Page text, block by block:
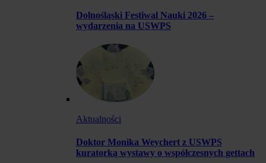
Dolnośląski Festiwal Nauki 2026 –
wydarzenia na USWPS
Aktualności
Doktor Monika Weychert z USWPS
kuratorką wystawy o współczesnych gettach